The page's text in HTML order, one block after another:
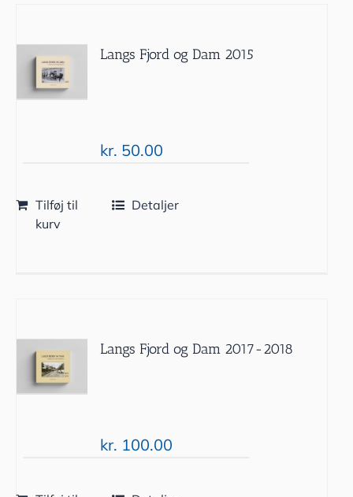
Langs Fjord og Dam 2015
kr. 50.00
Tilføj til
kurv
Detaljer
Langs Fjord og Dam 2017-2018
kr. 100.00